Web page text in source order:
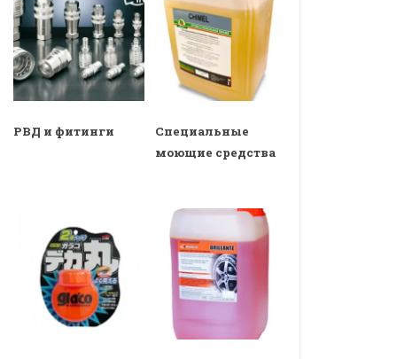
РВД и фитинги
Специальные
моющие средства